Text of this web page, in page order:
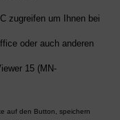
zugreifen um Ihnen bei
oder auch anderen
15 (MN-
auf den Button, speichern